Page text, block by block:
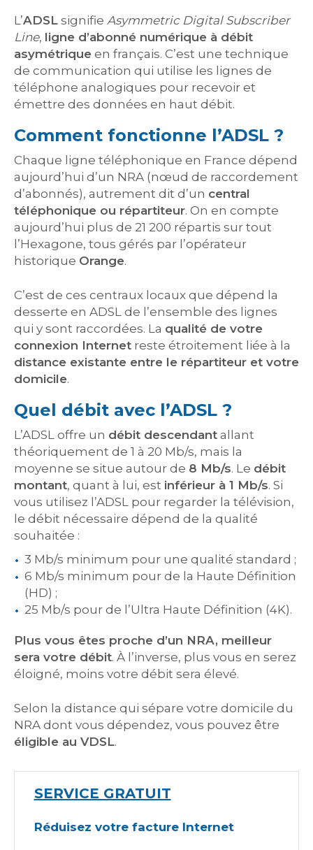
L’ADSL signifie Asymmetric Digital Subscriber
Line, ligne d’abonné numérique à débit
asymétrique en français. C’est une technique
de communication qui utilise les lignes de
téléphone analogiques pour recevoir et
émettre des données en haut débit.
Comment fonctionne l’ADSL ?
Chaque ligne téléphonique en France dépend
aujourd’hui d’un NRA (nœud de raccordement
d’abonnés), autrement dit d’un central
téléphonique ou répartiteur. On en compte
aujourd’hui plus de 21 200 répartis sur tout
l’Hexagone, tous gérés par l’opérateur
historique Orange.
C’est de ces centraux locaux que dépend la
desserte en ADSL de l’ensemble des lignes
qui y sont raccordées. La qualité de votre
connexion Internet reste étroitement liée à la
distance existante entre le répartiteur et votre
domicile.
Quel débit avec l’ADSL ?
L’ADSL offre un débit descendant allant
théoriquement de 1 à 20 Mb/s, mais la
moyenne se situe autour de 8 Mb/s. Le débit
montant, quant à lui, est inférieur à 1 Mb/s. Si
vous utilisez l’ADSL pour regarder la télévision,
le débit nécessaire dépend de la qualité
souhaitée :
3 Mb/s minimum pour une qualité standard ;
6 Mb/s minimum pour de la Haute Définition
(HD) ;
25 Mb/s pour de l’Ultra Haute Définition (4K).
Plus vous êtes proche d’un NRA, meilleur
sera votre débit. À l’inverse, plus vous en serez
éloigné, moins votre débit sera élevé.
Selon la distance qui sépare votre domicile du
NRA dont vous dépendez, vous pouvez être
éligible au VDSL.
SERVICE GRATUIT
Réduisez votre facture Internet